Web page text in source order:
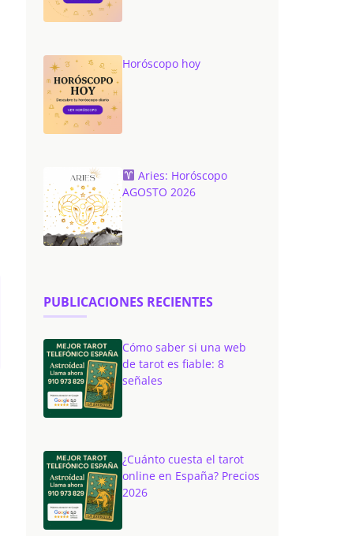
Horóscopo hoy
Aries: Horóscopo
AGOSTO 2026
PUBLICACIONES RECIENTES
Cómo saber si una web
de tarot es fiable: 8
señales
¿Cuánto cuesta el tarot
online en España? Precios
2026